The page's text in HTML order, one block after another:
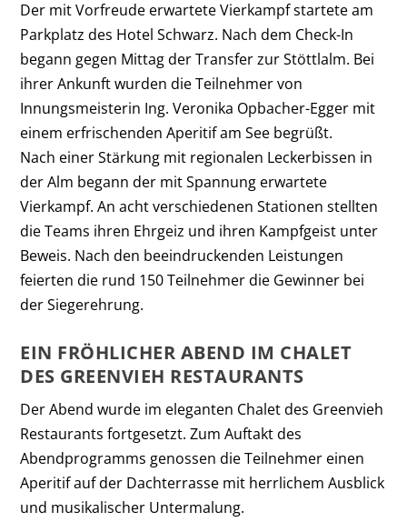
Der mit Vorfreude erwartete Vierkampf startete am
Parkplatz des Hotel Schwarz. Nach dem Check-In
begann gegen Mittag der Transfer zur Stöttlalm. Bei
ihrer Ankunft wurden die Teilnehmer von
Innungsmeisterin Ing. Veronika Opbacher-Egger mit
einem erfrischenden Aperitif am See begrüßt.
Nach einer Stärkung mit regionalen Leckerbissen in
der Alm begann der mit Spannung erwartete
Vierkampf. An acht verschiedenen Stationen stellten
die Teams ihren Ehrgeiz und ihren Kampfgeist unter
Beweis. Nach den beeindruckenden Leistungen
feierten die rund 150 Teilnehmer die Gewinner bei
der Siegerehrung.
EIN FRÖHLICHER ABEND IM CHALET
DES GREENVIEH RESTAURANTS
Der Abend wurde im eleganten Chalet des Greenvieh
Restaurants fortgesetzt. Zum Auftakt des
Abendprogramms genossen die Teilnehmer einen
Aperitif auf der Dachterrasse mit herrlichem Ausblick
und musikalischer Untermalung.